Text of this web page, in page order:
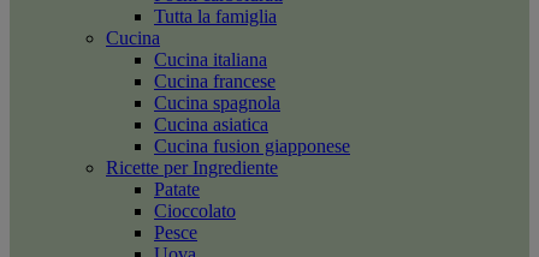
Tutta la famiglia
Cucina
Cucina italiana
Cucina francese
Cucina spagnola
Cucina asiatica
Cucina fusion giapponese
Ricette per Ingrediente
Patate
Cioccolato
Pesce